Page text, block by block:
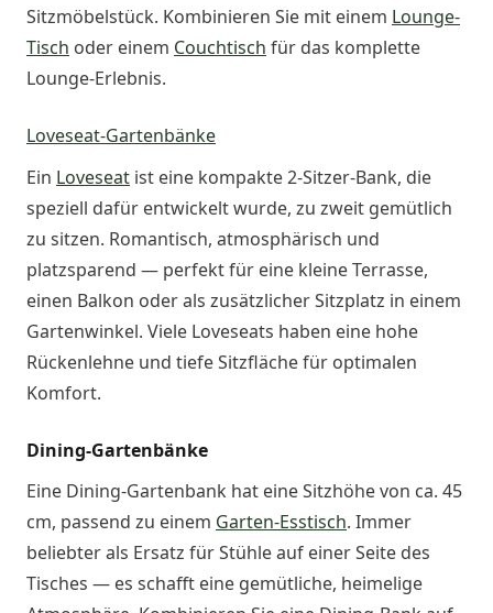
Sitzmöbelstück. Kombinieren Sie mit einem Lounge-
Tisch oder einem Couchtisch für das komplette
Lounge-Erlebnis.
Loveseat-Gartenbänke
Ein Loveseat ist eine kompakte 2-Sitzer-Bank, die
speziell dafür entwickelt wurde, zu zweit gemütlich
zu sitzen. Romantisch, atmosphärisch und
platzsparend — perfekt für eine kleine Terrasse,
einen Balkon oder als zusätzlicher Sitzplatz in einem
Gartenwinkel. Viele Loveseats haben eine hohe
Rückenlehne und tiefe Sitzfläche für optimalen
Komfort.
Dining-Gartenbänke
Eine Dining-Gartenbank hat eine Sitzhöhe von ca. 45
cm, passend zu einem Garten-Esstisch. Immer
beliebter als Ersatz für Stühle auf einer Seite des
Tisches — es schafft eine gemütliche, heimelige